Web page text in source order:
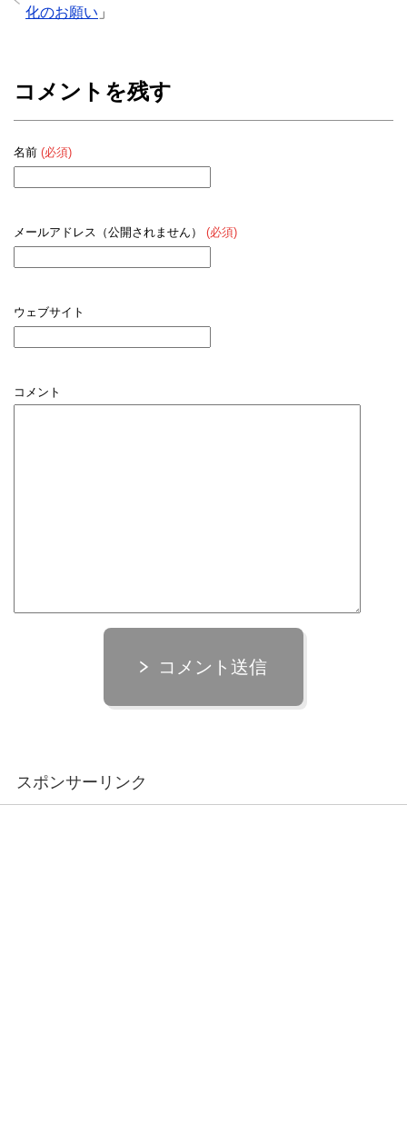
化のお願い 」
コメントを残す
名前 (必須)
メールアドレス（公開されません） (必須)
ウェブサイト
コメント
コメント送信
スポンサーリンク